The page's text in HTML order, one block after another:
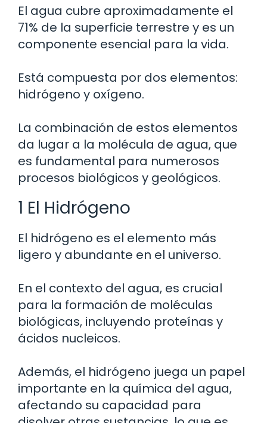
El agua cubre aproximadamente el
71% de la superficie terrestre y es un
componente esencial para la vida.
Está compuesta por dos elementos:
hidrógeno y oxígeno.
La combinación de estos elementos
da lugar a la molécula de agua, que
es fundamental para numerosos
procesos biológicos y geológicos.
1 El Hidrógeno
El hidrógeno es el elemento más
ligero y abundante en el universo.
En el contexto del agua, es crucial
para la formación de moléculas
biológicas, incluyendo proteínas y
ácidos nucleicos.
Además, el hidrógeno juega un papel
importante en la química del agua,
afectando su capacidad para